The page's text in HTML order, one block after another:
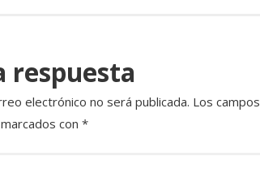
respuesta
electrónico no será publicada. Los campos
con *